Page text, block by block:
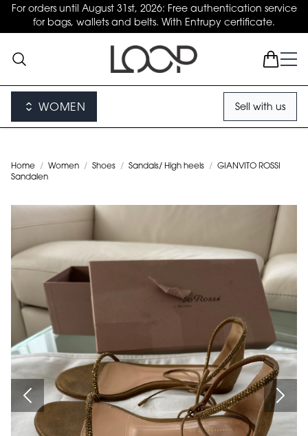
For orders until August 31st, 2026: Free authentication service
for bags, wallets and belts. With Entrupy certificate.
WOMEN Sell with us
Home / Women / Shoes / Sandals/ High heels / GIANVITO ROSSI
Sandalen